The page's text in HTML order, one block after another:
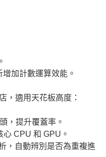
加計數運算效能。
，適用天花板高度：
，提升覆蓋率。
CPU 和 GPU。
，自動辨別是否為重複進